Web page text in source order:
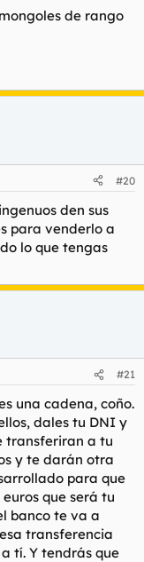
de rango
#20
den sus
para venderlo a
lo que tengas
#21
una cadena, coño.
dales tu DNI y
transferiran a tu
y te darán otra
para que
que será tu
banco te va a
transferencia
tí. Y tendrás que